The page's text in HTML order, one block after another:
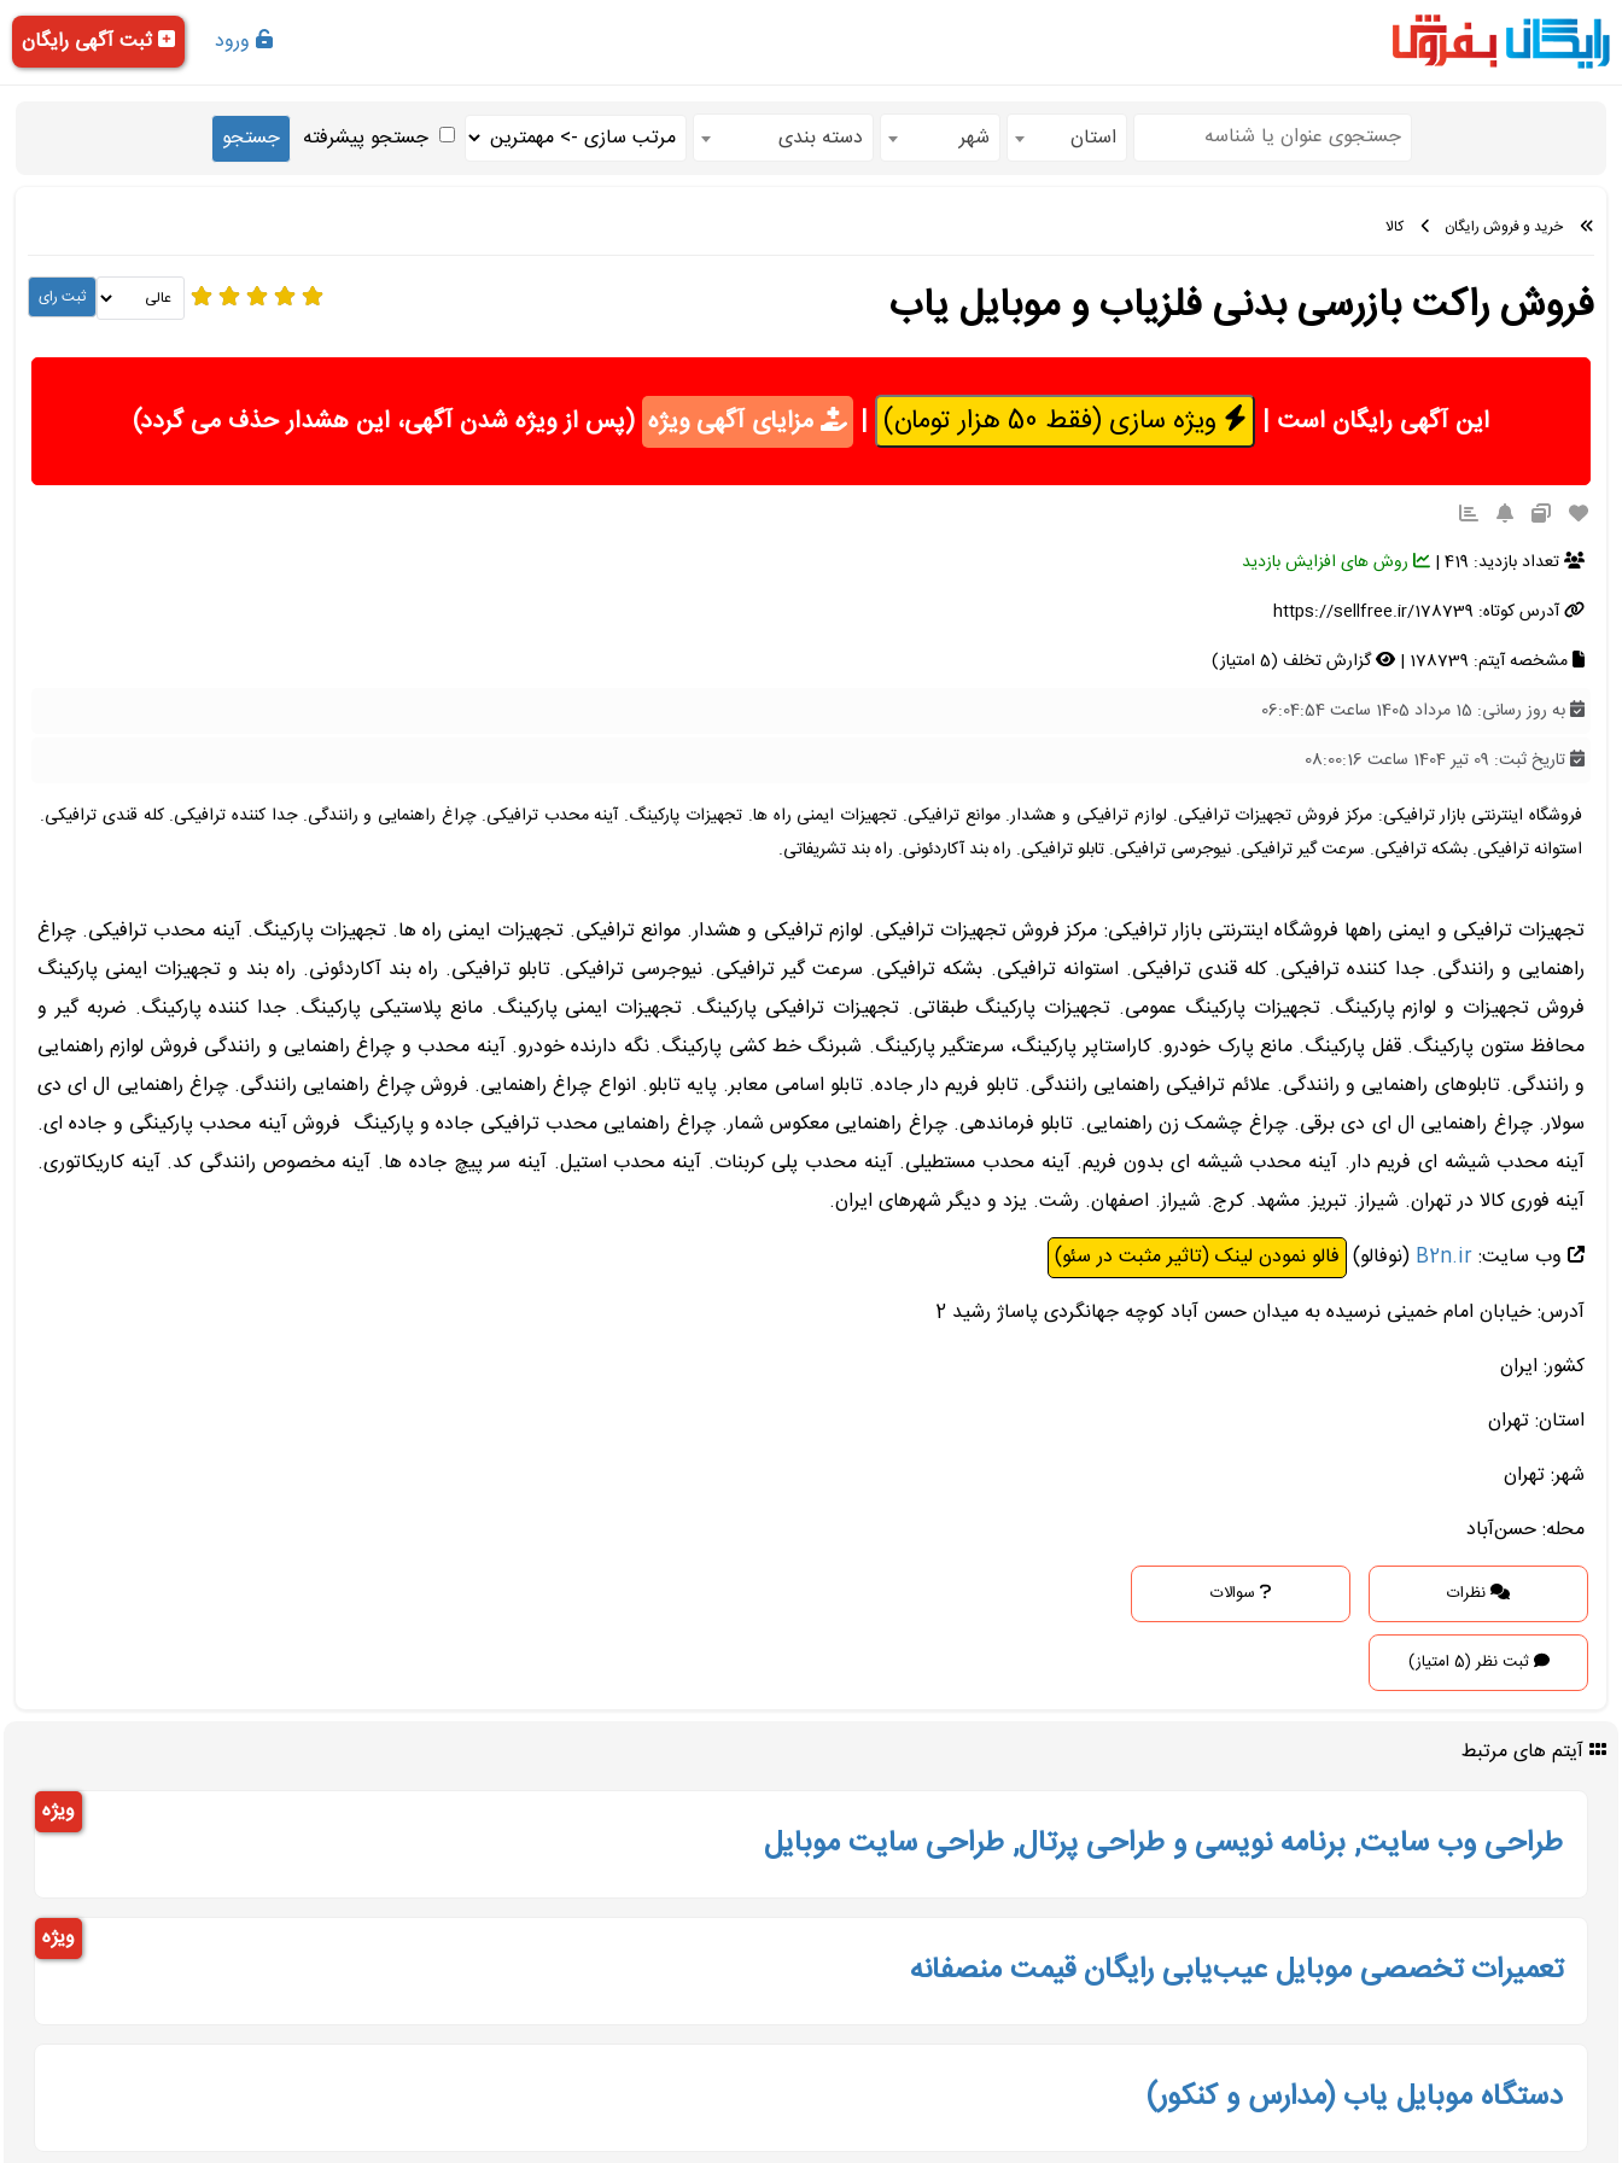
ورود ثبت آگهی رایگان
استان شهر دسته بندی جستجو پیشرفته
خرید و فروش رایگان کالا
فروش راکت بازرسی بدنی فلزیاب و موبایل یاب
این آگهی رایگان است | ویژه سازی (فقط 50 هزار تومان) | مزایای آگهی ویژه (پس از ویژه شدن آگهی، این هشدار حذف می گردد)
تعداد بازدید: 419 |
روش های افزایش بازدید
آدرس کوتاه: https://sellfree.ir/178739
مشخصه آیتم: 178739 |
گزارش تخلف (5 امتیاز)
به روز رسانی: 15 مرداد 1405 ساعت 06:04:54
تاریخ ثبت: 09 تیر 1404 ساعت 08:00:16
فروشگاه اینترنتی بازار ترافیکی: مرکز فروش تجهیزات ترافیکی. لوازم ترافیکی و هشدار. موانع ترافیکی. تجهیزات ایمنی راه ها. تجهیزات پارکینگ. آینه محدب ترافیکی. چراغ راهنمایی و رانندگی. جدا کننده ترافیکی. کله قندی ترافیکی.
استوانه ترافیکی. بشکه ترافیکی. سرعت گیر ترافیکی. نیوجرسی ترافیکی. تابلو ترافیکی. راه بند آکاردئونی. راه بند تشریفاتی.
تجهیزات ترافیکی و ایمنی راهها فروشگاه اینترنتی بازار ترافیکی: مرکز فروش تجهیزات ترافیکی. لوازم ترافیکی و هشدار. موانع ترافیکی. تجهیزات ایمنی راه ها. تجهیزات پارکینگ. آینه محدب ترافیکی. چراغ
راهنمایی و رانندگی. جدا کننده ترافیکی. کله قندی ترافیکی. استوانه ترافیکی. بشکه ترافیکی. سرعت گیر ترافیکی. نیوجرسی ترافیکی. تابلو ترافیکی. راه بند آکاردئونی. راه بند و تجهیزات ایمنی پارکینگ
فروش تجهیزات و لوازم پارکینگ. تجهیزات پارکینگ عمومی. تجهیزات پارکینگ طبقاتی. تجهیزات ترافیکی پارکینگ. تجهیزات ایمنی پارکینگ. مانع پلاستیکی پارکینگ. جدا کننده پارکینگ. ضربه گیر و
محافظ ستون پارکینگ. قفل پارکینگ. مانع پارک خودرو. کاراستاپر پارکینگ، سرعتگیر پارکینگ. شبرنگ خط کشی پارکینگ. نگه دارنده خودرو. آینه محدب و چراغ راهنمایی و رانندگی فروش لوازم راهنمایی
و رانندگی. تابلوهای راهنمایی و رانندگی. علائم ترافیکی راهنمایی رانندگی. تابلو فریم دار جاده. تابلو اسامی معابر. پایه تابلو. انواع چراغ راهنمایی. فروش چراغ راهنمایی رانندگی. چراغ راهنمایی ال ای دی
سولار. چراغ راهنمایی ال ای دی برقی. چراغ چشمک زن راهنمایی. تابلو فرماندهی. چراغ راهنمایی معکوس شمار. چراغ راهنمایی محدب ترافیکی جاده و پارکینگ فروش آینه محدب پارکینگی و جاده ای.
آینه محدب شیشه ای فریم دار. آینه محدب شیشه ای بدون فریم. آینه محدب مستطیلی. آینه محدب پلی کربنات. آینه محدب استیل. آینه سر پیچ جاده ها. آینه مخصوص رانندگی کد. آینه کاریکاتوری.
آینه فوری کالا در تهران. شیراز. تبریز. مشهد. کرج. شیراز. اصفهان. رشت. یزد و دیگر شهرهای ایران.
وب سایت:B2n.ir (نوفالو) فالو نمودن لینک (تاثیر مثبت در سئو)
آدرس: خیابان امام خمینی نرسیده به میدان حسن آباد کوچه جهانگردی پاساژ رشید 2
کشور: ایران
استان: تهران
شهر: تهران
محله: حسن‌آباد
نظرات سوالات
ثبت نظر (5 امتیاز)
آیتم های مرتبط
طراحی وب سایت, برنامه نویسی و طراحی پرتال, طراحی سایت موبایل
ویژه
تعمیرات تخصصی موبایل عیب‌یابی رایگان قیمت منصفانه
ویژه
دستگاه موبایل یاب (مدارس و کنکور)